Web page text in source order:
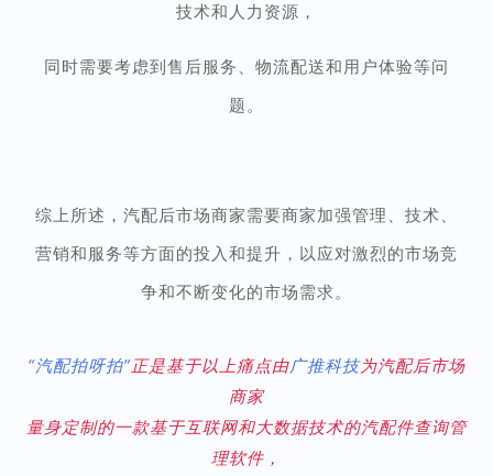
技术和人力资源，
同时需要考虑到售后服务、物流配送和用户体验等问
题。
综上所述，汽配后市场商家需要商家加强管理、技术、
营销和服务等方面的投入和提升，以应对激烈的市场竞
争和不断变化的市场需求。
“汽配拍呀拍”正是基于以上痛点由广推科技为汽配后市场
商家
量身定制的一款基于互联网和大数据技术的汽配件查询管
理软件，